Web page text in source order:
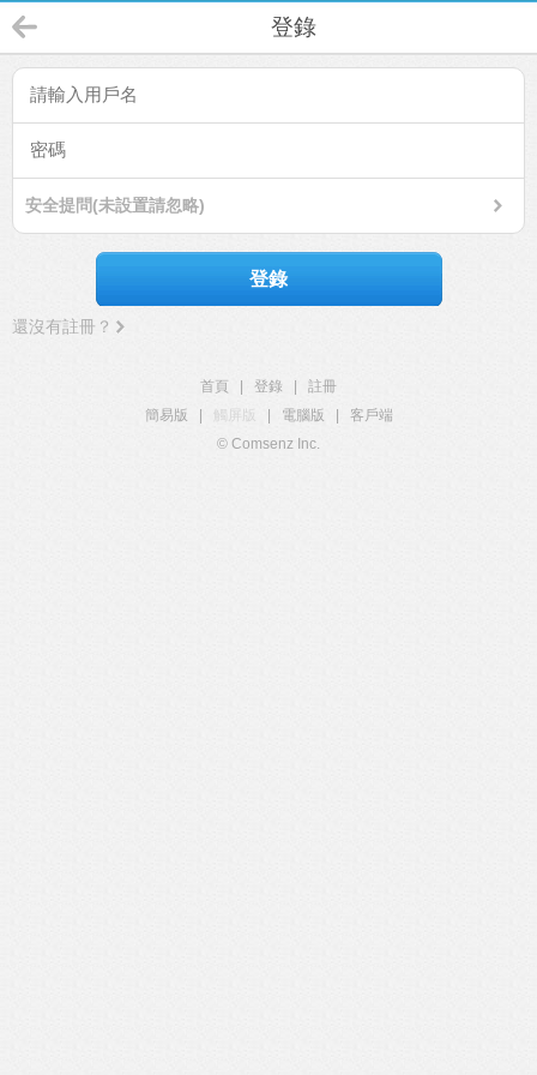
登錄
安全提問(未設置請忽略)
登錄
還沒有註冊？
首頁 登錄
註冊
簡易版
觸屏版 電腦版
客戶端
© Comsenz Inc.